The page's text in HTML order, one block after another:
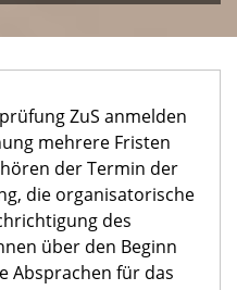
ZuS anmelden
mehrere Fristen
der Termin der
die organisatorische
des
über den Beginn
Absprachen für das